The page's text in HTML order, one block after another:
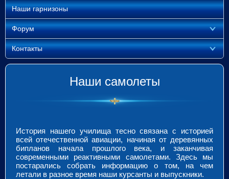
Наши гарнизоны
Форум
Контакты
Наши самолеты
История нашего училища тесно связана с историей
всей отечественной авиации, начиная от деревянных
бипланов начала прошлого века, и заканчивая
современными реактивными самолетами. Здесь мы
постарались собрать информацию о том, на чем
летали в разное время наши курсанты и выпускники.